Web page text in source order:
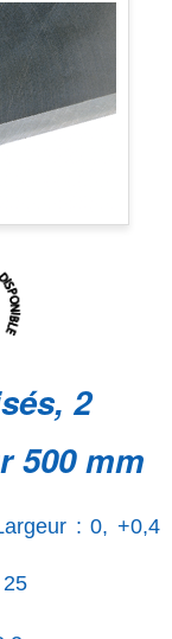
2
500 mm
: 0, +0,4